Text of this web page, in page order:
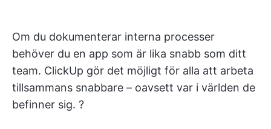
Om du dokumenterar interna processer
behöver du en app som är lika snabb som ditt
team. ClickUp gör det möjligt för alla att arbeta
tillsammans snabbare – oavsett var i världen de
befinner sig. ?